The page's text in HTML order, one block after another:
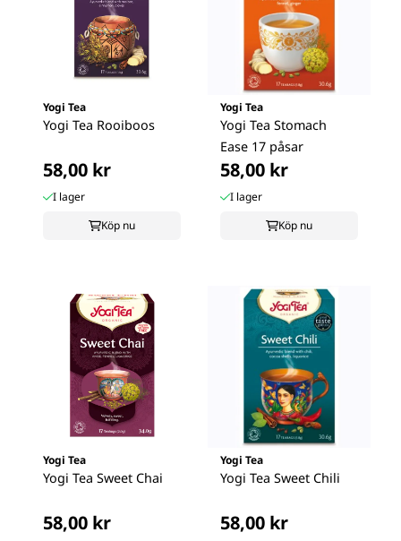
Yogi Tea
Yogi Tea Rooiboos
58,00 kr
I lager
Köp nu
Yogi Tea
Yogi Tea Stomach
Ease 17 påsar
58,00 kr
I lager
Köp nu
Yogi Tea
Yogi Tea Sweet Chai
58,00 kr
Yogi Tea
Yogi Tea Sweet Chili
58,00 kr